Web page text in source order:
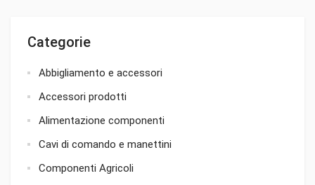
Categorie
Abbigliamento e accessori
Accessori prodotti
Alimentazione componenti
Cavi di comando e manettini
Componenti Agricoli